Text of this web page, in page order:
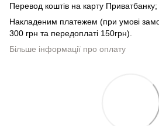
Перевод коштів на карту Приватбанку;
Накладеним платежем (при умові
300 грн та передоплаті 150грн).
Більше інформації про оплату